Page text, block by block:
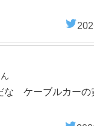
な ケーブルカーの